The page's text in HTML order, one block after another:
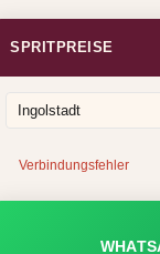
SPRITPREISE
Verbindungsfehler